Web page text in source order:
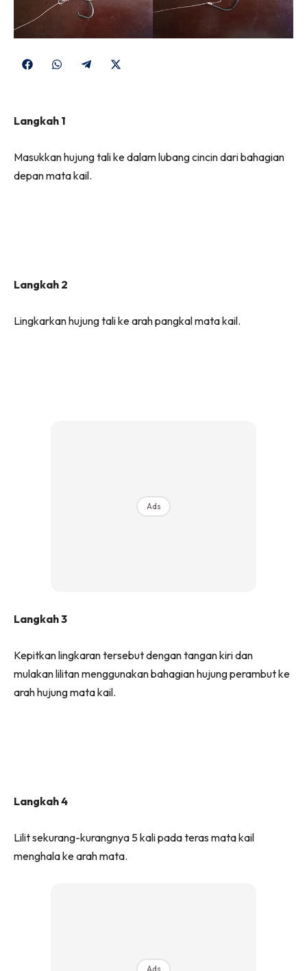
Share
Share
Share
Langkah 1
Masukkan hujung tali ke dalam lubang cincin dari bahagian
depan mata kail.
Langkah 2
Lingkarkan hujung tali ke arah pangkal mata kail.
Ads
Langkah 3
Kepitkan lingkaran tersebut dengan tangan kiri dan
mulakan lilitan menggunakan bahagian hujung perambut ke
arah hujung mata kail.
Langkah 4
Lilit sekurang-kurangnya 5 kali pada teras mata kail
menghala ke arah mata.
Ads